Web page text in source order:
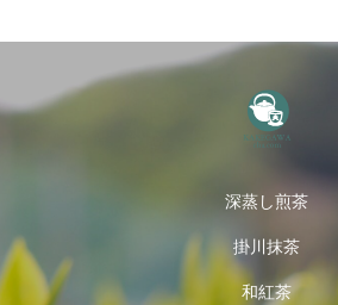
深蒸し煎茶
掛川抹茶
和紅茶